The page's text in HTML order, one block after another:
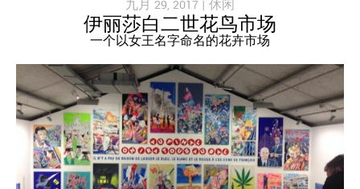
九月 29, 2017 | 休闲
伊丽莎白二世花鸟市场
一个以女王名字命名的花卉市场